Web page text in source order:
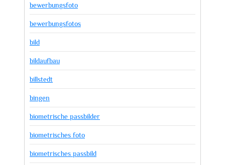
bewerbungsfoto
bewerbungsfotos
bild
bildaufbau
billstedt
bingen
biometrische passbilder
biometrisches foto
biometrisches passbild